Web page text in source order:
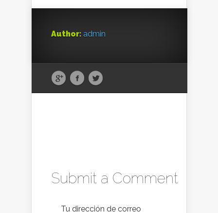
Author: admin
Submit a Comment
Tu dirección de correo